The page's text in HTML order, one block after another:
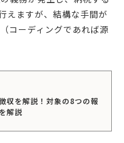
えますが、結構な手間が
コーディングであれば源
収を解説！対象の8つの報
解説